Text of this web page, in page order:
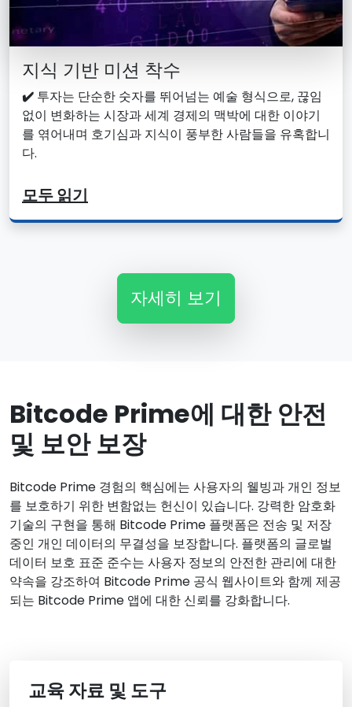
지식 기반 미션 착수
✔️ 투자는 단순한 숫자를 뛰어넘는 예술 형식으로, 끊임
없이 변화하는 시장과 세계 경제의 맥박에 대한 이야기
를 엮어내며 호기심과 지식이 풍부한 사람들을 유혹합니
다.
모두 읽기
자세히 보기
Bitcode Prime에 대한 안전
및 보안 보장
Bitcode Prime 경험의 핵심에는 사용자의 웰빙과 개인 정보
를 보호하기 위한 변함없는 헌신이 있습니다. 강력한 암호화
기술의 구현을 통해 Bitcode Prime 플랫폼은 전송 및 저장
중인 개인 데이터의 무결성을 보장합니다. 플랫폼의 글로벌
데이터 보호 표준 준수는 사용자 정보의 안전한 관리에 대한
약속을 강조하여 Bitcode Prime 공식 웹사이트와 함께 제공
되는 Bitcode Prime 앱에 대한 신뢰를 강화합니다.
교육 자료 및 도구